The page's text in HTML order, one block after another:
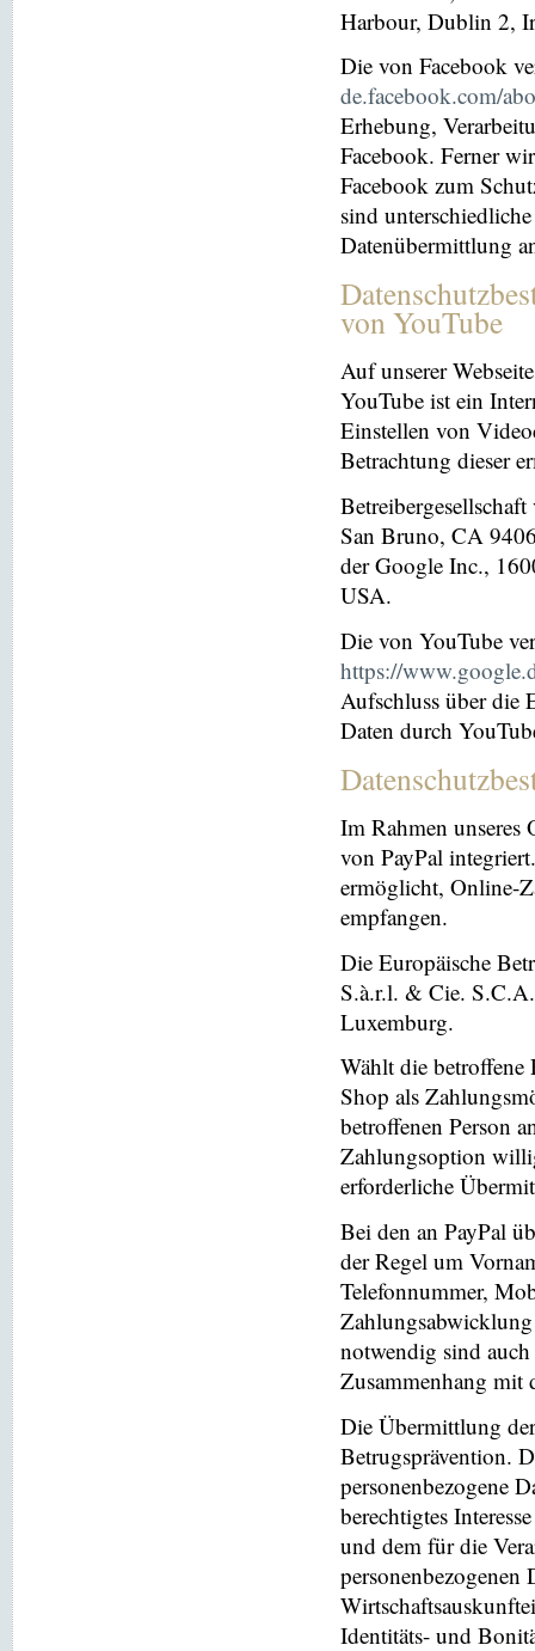
Harbour, Dublin 2,
Die von Facebook
de.facebook.com/
Erhebung,
Facebook. Ferner
Facebook zum
sind
Datenübermittlung
von YouTube
Auf unserer
YouTube ist ein
Einstellen von
Betrachtung dieser
San Bruno, CA
der Google Inc.,
USA.
Die von YouTube
https://
Aufschluss über die
Daten durch
Im Rahmen unseres
von PayPal
ermöglicht, Online-
empfangen.
Die Europäische
S.à.r.l. & Cie.
Luxemburg.
Wählt die betroffene
Shop als
betroffenen Person
Zahlungsoption
erforderliche
Bei den an PayPal
der Regel um
Telefonnummer,
notwendig sind
Zusammenhang mit
Die Übermittlung
Betrugsprävention.
personenbezogene
berechtigtes
und dem für die
personenbezogenen
Identitäts- und